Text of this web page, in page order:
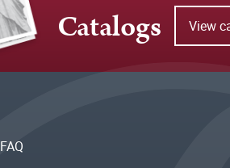
Catalogs View
FAQ